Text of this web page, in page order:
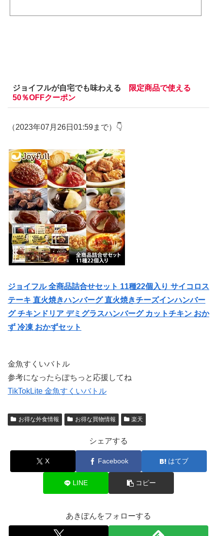
ジョイフルが自宅でも味わえる
限定商品で使える
50％OFFクーポン
（2023年07月26日01:59まで）👇
ジョイフル 全商品詰合せセット 11種22個入り サイコロス
テーキ 直火焼きハンバーグ 直火焼きチーズインハンバー
グ チキンドリア デミグラスハンバーグ カットチキン おか
ず 冷凍 おかずセット
金魚すくいバトル
参考になったらぽちっと応援してね
TikTokLite 金魚すくいバトル
お得な外食情報 お得な買物情報 楽天
シェアする
X Facebook はてブ
LINE コピー
あきぽんをフォローする